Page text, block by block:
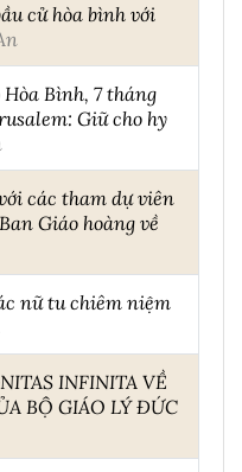
cử hòa bình với
Bình, 7 tháng
Giữ cho hy
các tham dự viên
Giáo hoàng về
nữ tu chiêm niệm
INFINITA VỀ
BỘ GIÁO LÝ ĐỨC